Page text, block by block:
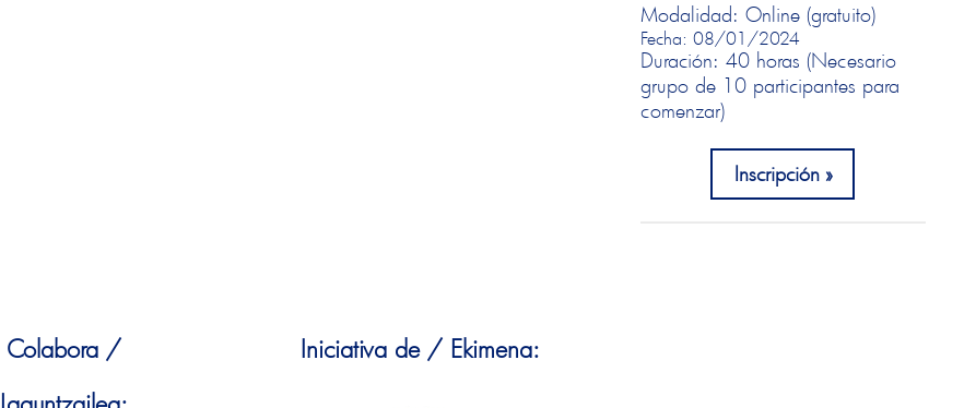
Modalidad: Online (gratuito)
Fecha: 08/01/2024
Duración: 40 horas (Necesario
grupo de 10 participantes para
comenzar)
Inscripción
Colabora /
Iniciativa de / Ekimena: